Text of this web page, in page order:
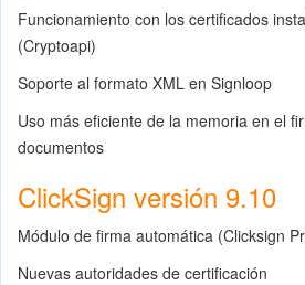
Funcionamiento con los certificados
(Cryptoapi)
Soporte al formato XML en Signloop
Uso más eficiente de la memoria en el
documentos
ClickSign versión 9.10
Módulo de firma automática (Clicksign
Nuevas autoridades de certificación